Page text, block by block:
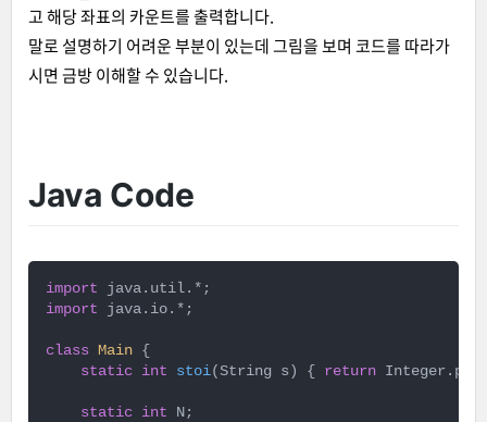
고 해당 좌표의 카운트를 출력합니다.
말로 설명하기 어려운 부분이 있는데 그림을 보며 코드를 따라가
시면 금방 이해할 수 있습니다.
Java Code
import
import java.io.*;
class Main {
static int stoi(String s) { return
static int N;